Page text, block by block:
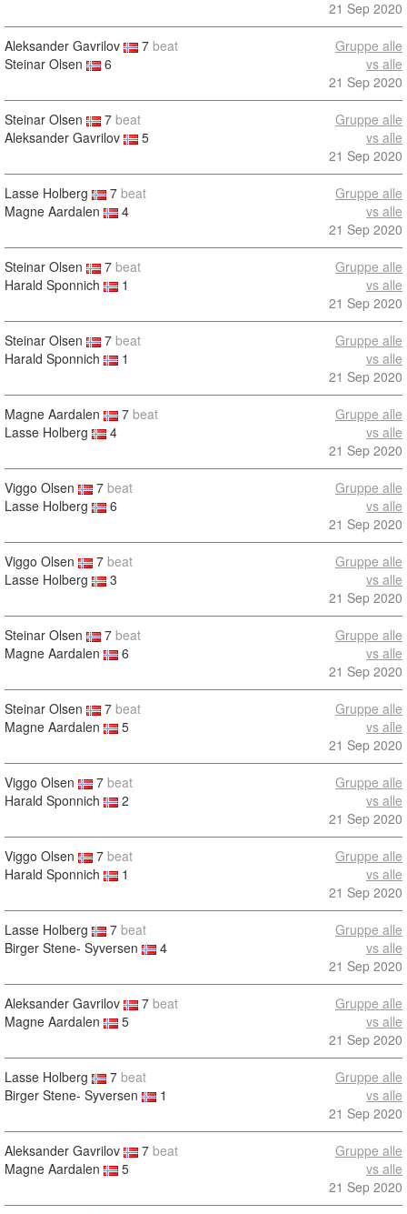
21 Sep 2020
Aleksander Gavrilov 7 beat
Steinar Olsen
6
Gruppe alle
vs alle
21 Sep 2020
Steinar Olsen 7 beat
Aleksander Gavrilov
5
Gruppe alle
vs alle
21 Sep 2020
Lasse Holberg 7 beat
Magne Aardalen
4
Gruppe alle
vs alle
21 Sep 2020
Steinar Olsen 7 beat
Harald Sponnich
1
Gruppe alle
vs alle
21 Sep 2020
Steinar Olsen 7 beat
Harald Sponnich
1
Gruppe alle
vs alle
21 Sep 2020
Magne Aardalen 7 beat
Lasse Holberg
4
Gruppe alle
vs alle
21 Sep 2020
Viggo Olsen 7 beat
Lasse Holberg
6
Gruppe alle
vs alle
21 Sep 2020
Viggo Olsen 7 beat
Lasse Holberg
3
Gruppe alle
vs alle
21 Sep 2020
Steinar Olsen 7 beat
Magne Aardalen
6
Gruppe alle
vs alle
21 Sep 2020
Steinar Olsen 7 beat
Magne Aardalen
5
Gruppe alle
vs alle
21 Sep 2020
Viggo Olsen 7 beat
Harald Sponnich
2
Gruppe alle
vs alle
21 Sep 2020
Viggo Olsen 7 beat
Harald Sponnich
1
Gruppe alle
vs alle
21 Sep 2020
Lasse Holberg 7 beat
Birger Stene- Syversen
4
Gruppe alle
vs alle
21 Sep 2020
Aleksander Gavrilov 7 beat
Magne Aardalen
5
Gruppe alle
vs alle
21 Sep 2020
Lasse Holberg 7 beat
Birger Stene- Syversen
1
Gruppe alle
vs alle
21 Sep 2020
Aleksander Gavrilov 7 beat
Magne Aardalen
5
Gruppe alle
vs alle
21 Sep 2020